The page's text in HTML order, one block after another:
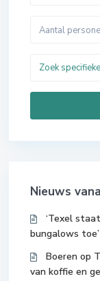
Aantal
Nieuws
‘Texel
bungalows toe’
Boeren op
van koffie en